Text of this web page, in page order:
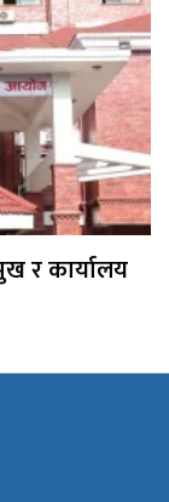
र कार्यालय